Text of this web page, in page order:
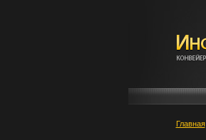
Главная